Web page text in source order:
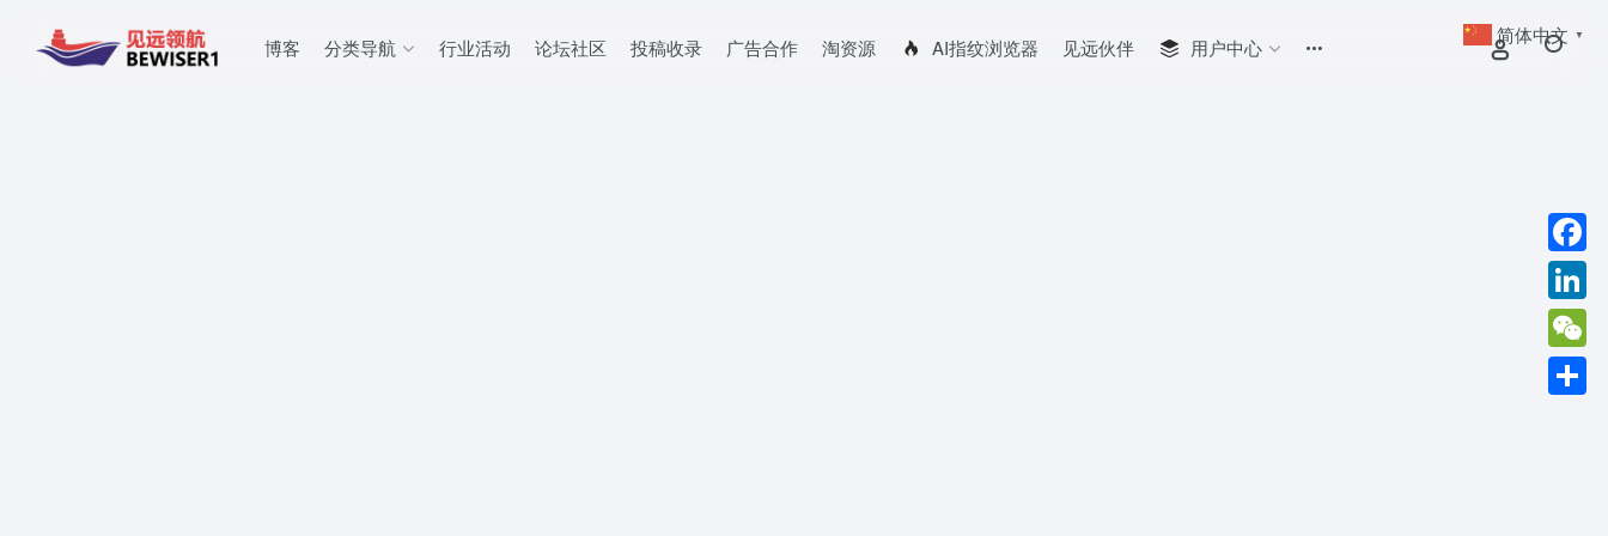
博客 分类导航 行业活动 论坛社区 投稿收录 广告合作 淘资源 AI指纹浏览器 见远伙伴 用户中心
简体中文 ▼